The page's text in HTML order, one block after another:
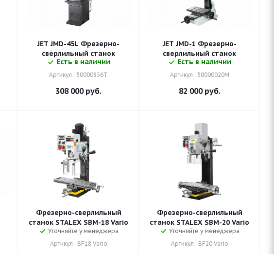
JET JMD-45L Фрезерно-
сверлильный станок
Есть в наличии
Артикул : 50000856T
308 000руб.
JET JMD-1 Фрезерно-
сверлильный станок
Есть в наличии
Артикул : 50000020M
82 000руб.
Фрезерно-сверлильный
станок STALEX SBM-18 Vario
Уточняйте у менеджера
Артикул : BF18 Vario
Фрезерно-сверлильный
станок STALEX SBM-20 Vario
Уточняйте у менеджера
Артикул : BF20 Vario